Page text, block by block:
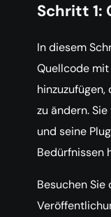
Schritt 1:
In diesem
Quellcode
zu ändern.
und seine
Bedürfnissen
Besuchen